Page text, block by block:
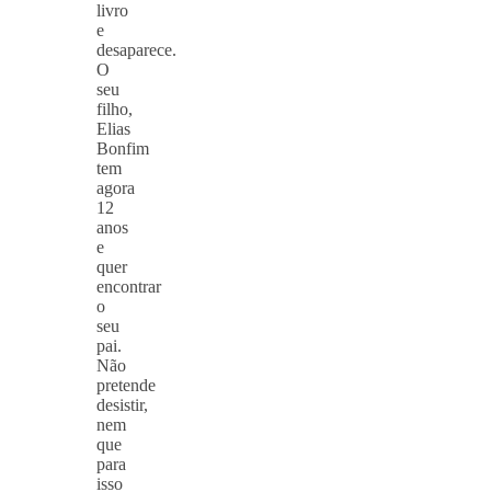
livro
e
desaparece.
O
seu
filho,
Elias
Bonfim
tem
agora
12
anos
e
quer
encontrar
o
seu
pai.
Não
pretende
desistir,
nem
que
para
isso